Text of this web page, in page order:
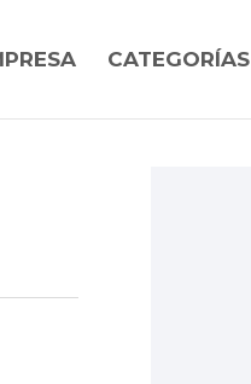
CATEGORÍAS